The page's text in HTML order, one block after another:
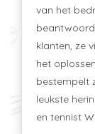
van het
klanten, ze
het
bestempelt
leukste
en tennist